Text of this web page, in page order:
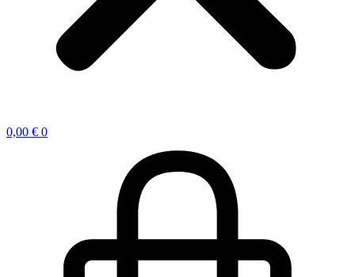
0,00 € 0